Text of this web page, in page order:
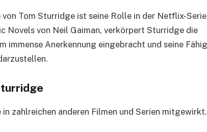
Tom Sturridge ist seine Rolle in der Netflix-Serie
Novels von Neil Gaiman, verkörpert Sturridge die
immense Anerkennung eingebracht und seine
zahlreichen anderen Filmen und Serien